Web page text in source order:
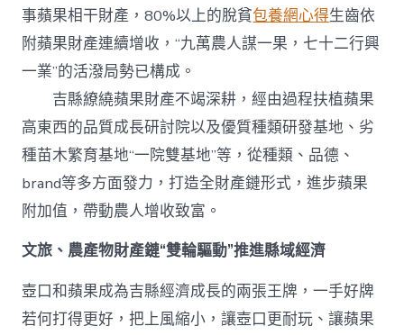
事蘋果相干財產，80%以上的脫貧包養網心得生齒依
附蘋果財產連續增收，“九萬農人謀一果，七十二行興
一業”的活潑局勢已構成。
吉縣繚繞蘋果財產不竭深耕，經由過程扶植蘋果
高東西的品質成長研討院以及優質種類研發基地、劣
種苗木繁育基地“一院雙基地”等，從種類、品德、
brand等多方面發力，打造全財產鏈形式，進步蘋果
附加值，帶動農人增收致富。
文旅、農產物財產鏈“雙輪驅動”推進縣域經濟
壺口和蘋果成為吉縣經濟成長的兩張王牌，一手好牌
若何打得更好，把上風縮小，讓壺口更耐玩、讓蘋果